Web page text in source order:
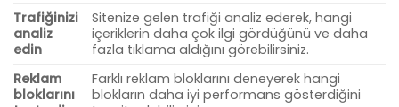
Trafiğinizi
analiz
edin
Sitenize gelen trafiği analiz ederek, hangi
içeriklerin daha çok ilgi gördüğünü ve daha
fazla tıklama aldığını görebilirsiniz.
Reklam
bloklarını
Farklı reklam bloklarını deneyerek hangi
blokların daha iyi performans gösterdiğini